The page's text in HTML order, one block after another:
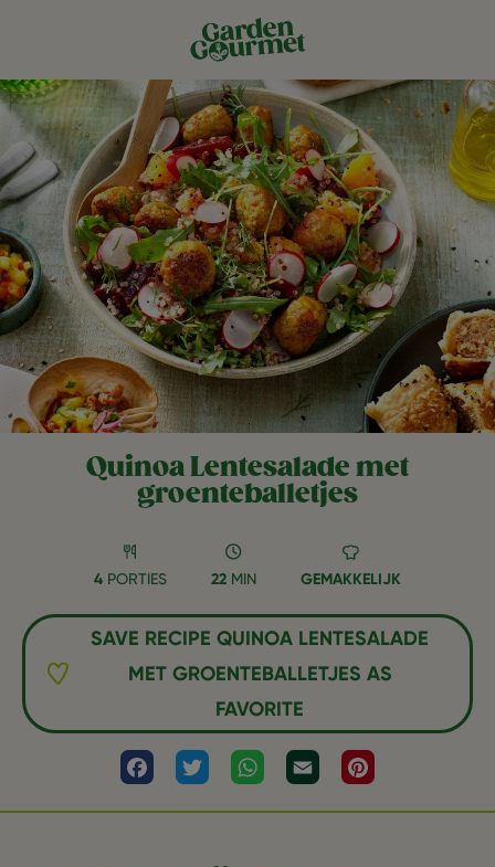
Quinoa Lentesalade met
groenteballetjes
4 PORTIES 22 MIN GEMAKKELIJK
SAVE RECIPE QUINOA LENTESALADE
MET GROENTEBALLETJES AS
FAVORITE
FacebookTwitter WhatsAppEmail